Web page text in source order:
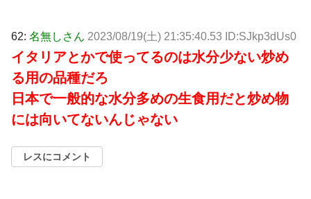
62: 名無しさん 2023/08/19(土) 21:35:40.53 ID:SJkp3dUs0
イタリアとかで使ってるのは水分少ない炒め
る用の品種だろ
日本で一般的な水分多めの生食用だと炒め物
には向いてないんじゃない
レスにコメント